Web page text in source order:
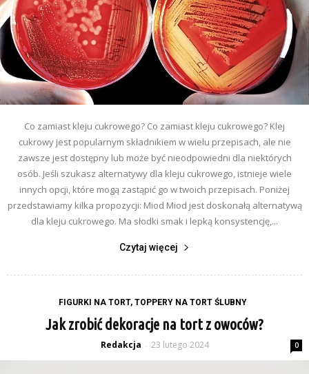
Co zamiast kleju cukrowego? Co zamiast kleju cukrowego? Klej
cukrowy jest popularnym składnikiem w wielu przepisach, ale nie
zawsze jest dostępny lub może być nieodpowiedni dla niektórych
osób. Jeśli szukasz alternatywy dla kleju cukrowego, istnieje wiele
innych opcji, które mogą zastąpić go w twoich przepisach. Poniżej
przedstawiamy kilka propozycji: Miod Miod jest doskonałą alternatywą
dla kleju cukrowego. Ma słodki smak i lepką konsystencję,...
Czytaj więcej
FIGURKI NA TORT, TOPPERY NA TORT ŚLUBNY
Jak zrobić dekoracje na tort z owoców?
Redakcja - 23 lutego 2024 0